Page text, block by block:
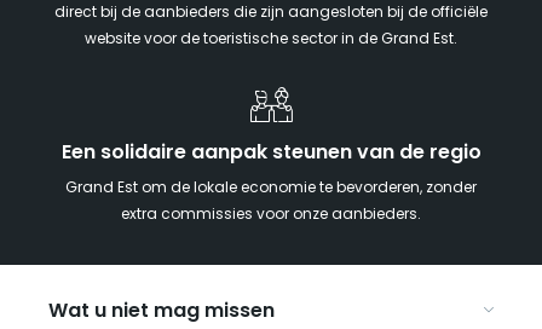
direct bij de aanbieders die zijn aangesloten bij de officiële
website voor de toeristische sector in de Grand Est.
Een solidaire aanpak steunen van de regio
Grand Est om de lokale economie te bevorderen, zonder
extra commissies voor onze aanbieders.
Wat u niet mag missen